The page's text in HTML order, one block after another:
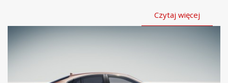
Czytaj więcej